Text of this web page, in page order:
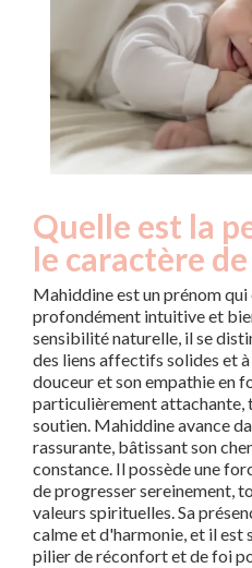
Quelle est la
le caractère
Mahiddine est un prénom
profondément intuitive et
sensibilité naturelle, il se
des liens affectifs solides et
douceur et son empathie en
particulièrement attachante,
soutien. Mahiddine avance
rassurante, bâtissant son
constance. Il possède une
de progresser sereinement,
valeurs spirituelles. Sa
calme et d'harmonie, et il est
pilier de réconfort et de foi